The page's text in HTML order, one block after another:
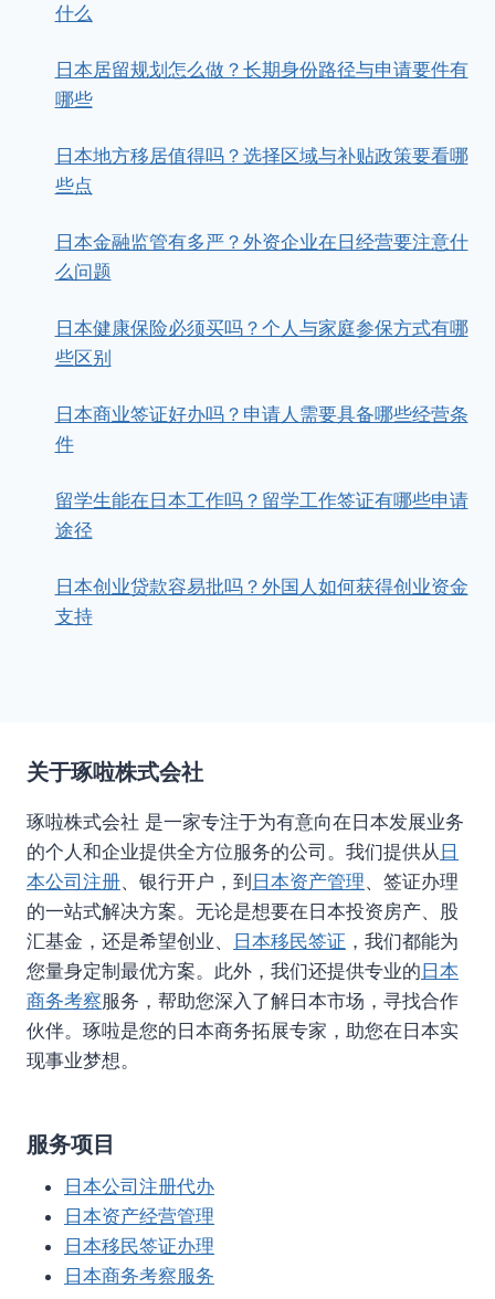
什么
日本居留规划怎么做？长期身份路径与申请要件有
哪些
日本地方移居值得吗？选择区域与补贴政策要看哪
些点
日本金融监管有多严？外资企业在日经营要注意什
么问题
日本健康保险必须买吗？个人与家庭参保方式有哪
些区别
日本商业签证好办吗？申请人需要具备哪些经营条
件
留学生能在日本工作吗？留学工作签证有哪些申请
途径
日本创业贷款容易批吗？外国人如何获得创业资金
支持
关于琢啦株式会社
琢啦株式会社 是一家专注于为有意向在日本发展业务
的个人和企业提供全方位服务的公司。我们提供从 日
本公司注册、银行开户，到日本资产管理、签证办理
的一站式解决方案。无论是想要在日本投资房产、股
汇基金，还是希望创业、 日本移民签证 ，我们都能为
您量身定制最优方案。此外，我们还提供专业的日本
商务考察服务，帮助您深入了解日本市场，寻找合作
伙伴。琢啦是您的日本商务拓展专家，助您在日本实
现事业梦想。
服务项目
日本公司注册代办
日本资产经营管理
日本移民签证办理
日本商务考察服务